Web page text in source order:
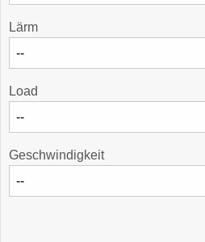
Lärm
Load
Geschwindigkeit